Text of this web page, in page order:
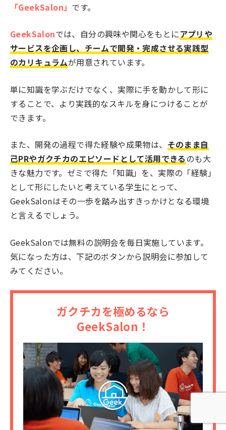
「GeekSalon」 です。
GeekSalonでは、自分の興味や関心をもとにアプリや
サービスを企画し、チームで開発・完成させる実践型
のカリキュラムが用意されています。
単に知識を学ぶだけでなく、実際に手を動かして形に
することで、より実践的なスキルを身につけることが
できます。
また、開発の過程で得た経験や成果物は、 そのまま自
己PRやガクチカのエピソードとして活用できるのも大
きな魅力です。ゼミで得た「知識」を、実際の「経験」
として形にしたいと考えている学生にとって、
GeekSalonはその一歩を踏み出すきっかけとなる環境
と言えるでしょう。
GeekSalonでは無料の説明会を毎日実施しています。
気になった方は、下記のボタンから説明会に参加して
みてください。
ガクチカを極めるなら
GeekSalon！